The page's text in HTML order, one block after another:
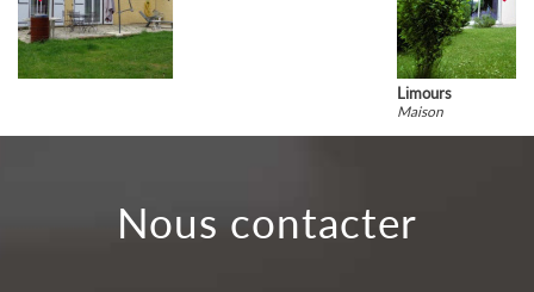
nous contacter